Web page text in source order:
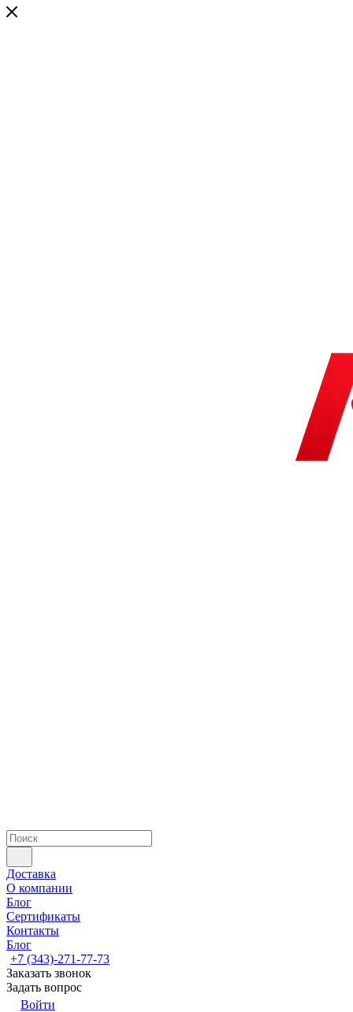
Доставка
О компании
Блог
Сертификаты
Контакты
Блог
+7 (343)-271-77-73
Заказать звонок
Задать вопрос
Войти